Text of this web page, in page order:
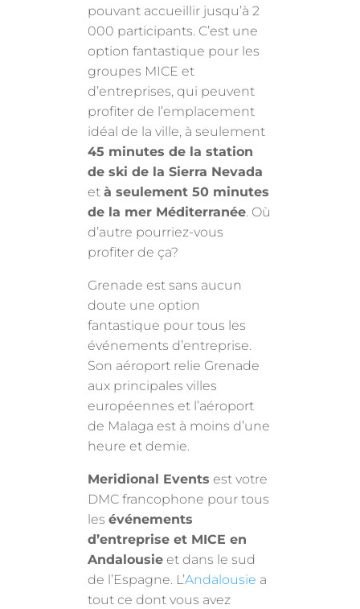
pouvant accueillir jusqu’à 2
000 participants. C’est une
option fantastique pour les
groupes MICE et
d’entreprises, qui peuvent
profiter de l’emplacement
idéal de la ville, à seulement
45 minutes de la station
de ski de la Sierra Nevada
età seulement 50 minutes
de la mer Méditerranée. Où
d’autre pourriez-vous
profiter de ça?
Grenade est sans aucun
doute une option
fantastique pour tous les
événements d’entreprise.
Son aéroport relie Grenade
aux principales villes
européennes et l’aéroport
de Malaga est à moins d’une
heure et demie.
Meridional Events est votre
DMC francophone pour tous
lesévénements
d’entreprise et MICE en
Andalousie et dans le sud
de l’Espagne. L’Andalousie a
tout ce dont vous avez